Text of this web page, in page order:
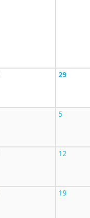
29
5
12
19